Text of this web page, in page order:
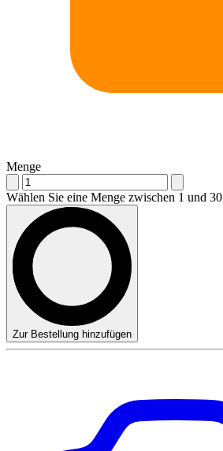
Menge
Wählen Sie eine Menge zwischen 1 und 30
Zur Bestellung hinzufügen